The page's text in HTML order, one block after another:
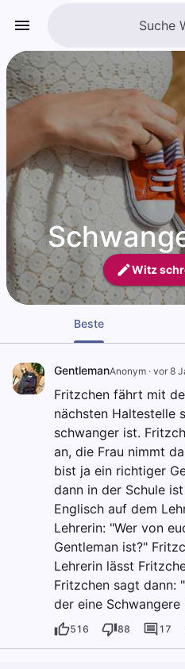
Witz
Beste
GentlemanAnonym · vor 8
Fritzchen fährt mit
nächsten Haltestelle
schwanger ist.
an, die Frau nimmt
bist ja ein richtiger
dann in der Schule
Englisch auf dem
Lehrerin: "Wer von
Gentleman ist?"
Lehrerin lässt
Fritzchen sagt dann:
der eine Schwangere
516 88 17